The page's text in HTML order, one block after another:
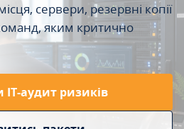
сервери, резервні копії
яким критично
аудит ризиків